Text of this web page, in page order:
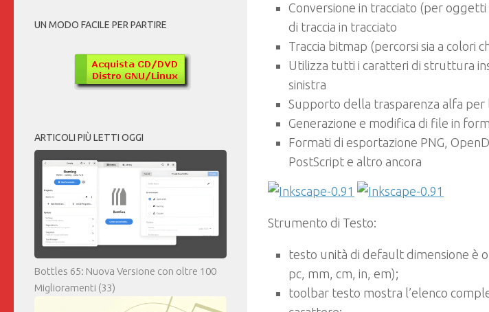
Conversione in tracciato (per
di traccia in tracciato
Traccia bitmap (percorsi sia a colori
Utilizza tutti i caratteri di struttura
sinistra
Supporto della trasparenza alfa per
Generazione e modifica di file in
Formati di esportazione PNG,
PostScript e altro ancora
Strumento di Testo:
testo unità di default dimensione è
pc, mm, cm, in, em);
toolbar testo mostra l’elenco
UN MODO FACILE PER PARTIRE
ARTICOLI PIÙ LETTI OGGI
Bottles 65: Nuova Versione con oltre 100
Miglioramenti (33)